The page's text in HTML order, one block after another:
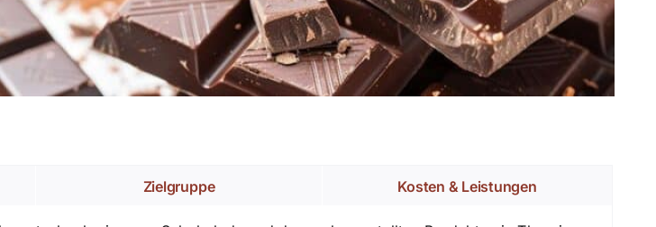
Zielgruppe Kosten & Leistungen